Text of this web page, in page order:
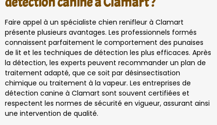
Faire appel à un spécialiste chien renifleur à Clamart
présente plusieurs avantages. Les professionnels formés
connaissent parfaitement le comportement des punaises
de lit et les techniques de détection les plus efficaces. Après
la détection, les experts peuvent recommander un plan de
traitement adapté, que ce soit par désinsectisation
chimique ou traitement à la vapeur. Les entreprises de
détection canine à Clamart sont souvent certifiées et
respectent les normes de sécurité en vigueur, assurant ainsi
une intervention de qualité.